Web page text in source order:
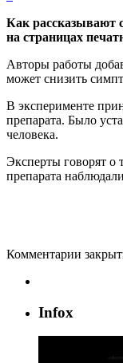
Как рассказывают
на страницах
Авторы работы
может снизить
В эксперименте
препарата. Было
человека.
Эксперты говорят о
препарата
Комментарии
Infox